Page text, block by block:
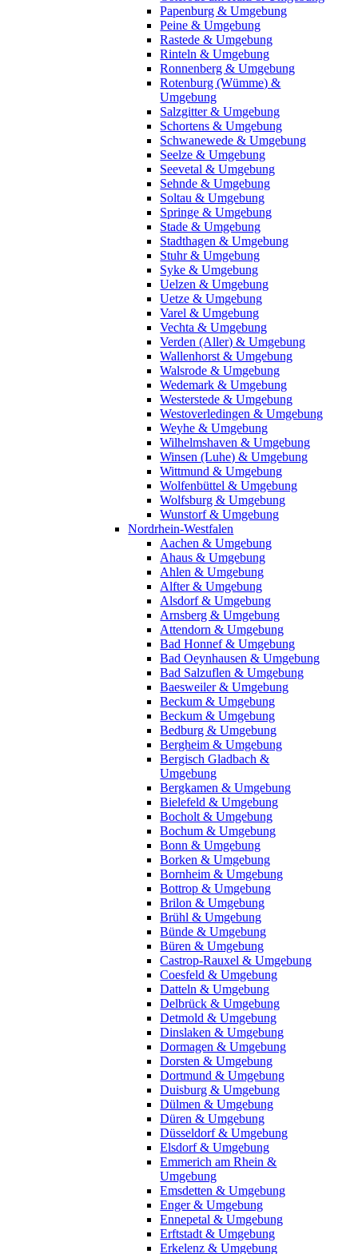
Papenburg & Umgebung
Peine & Umgebung
Rastede & Umgebung
Rinteln & Umgebung
Ronnenberg & Umgebung
Rotenburg (Wümme) &
Umgebung
Salzgitter & Umgebung
Schortens & Umgebung
Schwanewede & Umgebung
Seelze & Umgebung
Seevetal & Umgebung
Sehnde & Umgebung
Soltau & Umgebung
Springe & Umgebung
Stade & Umgebung
Stadthagen & Umgebung
Stuhr & Umgebung
Syke & Umgebung
Uelzen & Umgebung
Uetze & Umgebung
Varel & Umgebung
Vechta & Umgebung
Verden (Aller) & Umgebung
Wallenhorst & Umgebung
Walsrode & Umgebung
Wedemark & Umgebung
Westerstede & Umgebung
Westoverledingen & Umgebung
Weyhe & Umgebung
Wilhelmshaven & Umgebung
Winsen (Luhe) & Umgebung
Wittmund & Umgebung
Wolfenbüttel & Umgebung
Wolfsburg & Umgebung
Wunstorf & Umgebung
Nordrhein-Westfalen
Aachen & Umgebung
Ahaus & Umgebung
Ahlen & Umgebung
Alfter & Umgebung
Alsdorf & Umgebung
Arnsberg & Umgebung
Attendorn & Umgebung
Bad Honnef & Umgebung
Bad Oeynhausen & Umgebung
Bad Salzuflen & Umgebung
Baesweiler & Umgebung
Beckum & Umgebung
Beckum & Umgebung
Bedburg & Umgebung
Bergheim & Umgebung
Bergisch Gladbach &
Umgebung
Bergkamen & Umgebung
Bielefeld & Umgebung
Bocholt & Umgebung
Bochum & Umgebung
Bonn & Umgebung
Borken & Umgebung
Bornheim & Umgebung
Bottrop & Umgebung
Brilon & Umgebung
Brühl & Umgebung
Bünde & Umgebung
Büren & Umgebung
Castrop-Rauxel & Umgebung
Coesfeld & Umgebung
Datteln & Umgebung
Delbrück & Umgebung
Detmold & Umgebung
Dinslaken & Umgebung
Dormagen & Umgebung
Dorsten & Umgebung
Dortmund & Umgebung
Duisburg & Umgebung
Dülmen & Umgebung
Düren & Umgebung
Düsseldorf & Umgebung
Elsdorf & Umgebung
Emmerich am Rhein &
Umgebung
Emsdetten & Umgebung
Enger & Umgebung
Ennepetal & Umgebung
Erftstadt & Umgebung
Erkelenz & Umgebung